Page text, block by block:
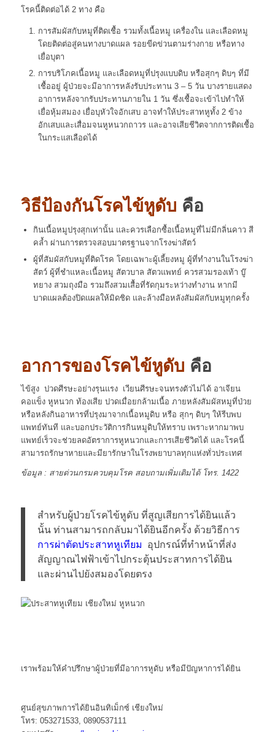
โรคนี้ติดต่อได้ 2 ทาง คือ
การสัมผัสกับหมูที่ติดเชื้อ รวมทั้งเนื้อหมู เครื่องใน และเลือดหมู
โดยติดต่อสู่คนทางบาดแผล รอยขีดข่วนตามร่างกาย หรือทาง
เยื่อบุตา
การบริโภคเนื้อหมู และเลือดหมูที่ปรุงแบบดิบ หรือสุกๆ ดิบๆ ที่มี
เชื้ออยู่ ผู้ป่วยจะมีอาการหลังรับประทาน 3 – 5 วัน บางรายแสดง
อาการหลังจากรับประทานภายใน 1 วัน ซึ่งเชื้อจะเข้าไปทำให้
เยื่อหุ้มสมอง เยื่อบุหัวใจอักเสบ อาจทำให้ประสาทหูทั้ง 2 ข้าง
อักเสบและเสื่อมจนหูหนวกถาวร และอาจเสียชีวิตจากการติดเชื้อ
ในกระแสเลือดได้
วิธีป้องกันโรคไข้หูดับ คือ
กินเนื้อหมูปรุงสุกเท่านั้น และควรเลือกซื้อเนื้อหมูที่ไม่มีกลิ่นคาว สี
คล้ำ ผ่านการตรวจสอบมาตรฐานจากโรงฆ่าสัตว์
ผู้ที่สัมผัสกับหมูที่ติดโรค โดยเฉพาะผู้เลี้ยงหมู ผู้ที่ทำงานในโรงฆ่า
สัตว์ ผู้ที่ชำแหละเนื้อหมู สัตวบาล สัตวแพทย์ ควรสวมรองเท้า บู๊
ทยาง สวมถุงมือ รวมถึงสวมเสื้อที่รัดกุมระหว่างทำงาน หากมี
บาดแผลต้องปิดแผลให้มิดชิด และล้างมือหลังสัมผัสกับหมูทุกครั้ง
อาการของโรคไข้หูดับ คือ
ไข้สูง ปวดศีรษะอย่างรุนแรง เวียนศีรษะจนทรงตัวไม่ได้ อาเจียน
คอแข็ง หูหนวก ท้องเสีย ปวดเมื่อยกล้ามเนื้อ ภายหลังสัมผัสหมูที่ป่วย
หรือหลังกินอาหารที่ปรุงมาจากเนื้อหมูดิบ หรือ สุกๆ ดิบๆ ให้รีบพบ
แพทย์ทันที และบอกประวัติการกินหมูดิบให้ทราบ เพราะหากมาพบ
แพทย์เร็วจะช่วยลดอัตราการหูหนวกและการเสียชีวิตได้ และโรคนี้
สามารถรักษาหายและมียารักษาในโรงพยาบาลทุกแห่งทั่วประเทศ
ข้อมูล : สายด่วนกรมควบคุมโรค สอบถามเพิ่มเติมได้ โทร. 1422
สำหรับผู้ป่วยโรคไข้หูดับ ที่สูญเสียการได้ยินแล้ว
นั้น ท่านสามารถกลับมาได้ยินอีกครั้ง ด้วยวิธีการ
การผ่าตัดประสาทหูเทียม อุปกรณ์ที่ทำหน้าที่ส่ง
สัญญาณไฟฟ้าเข้าไปกระตุ้นประสาทการได้ยิน
และผ่านไปยังสมองโดยตรง
เราพร้อมให้คำปรึกษาผู้ป่วยที่มีอาการหูดับ หรือมีปัญหาการได้ยิน
ศูนย์สุขภาพการได้ยินอินทิเม็กซ์ เชียงใหม่
โทร: 053271533, 0890537111